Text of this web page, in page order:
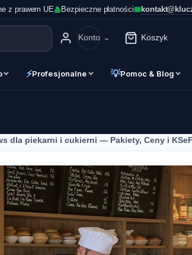
z prawem UE Bezpieczne płatności
Konto Koszyk
⚡Profesjonalne 💡Pomoc & Blog
dla piekarni i cukierni — Pakiety, Ceny i